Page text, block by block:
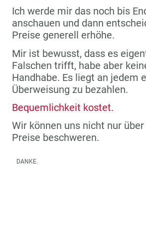
Ich werde mir das noch bis
anschauen und dann
Preise generell erhöhe.
Mir ist bewusst, dass es
Falschen trifft, habe aber
Handhabe. Es liegt an jedem
Überweisung zu bezahlen.
Bequemlichkeit kostet.
Wir können uns nicht nur
Preise beschweren.
DANKE.